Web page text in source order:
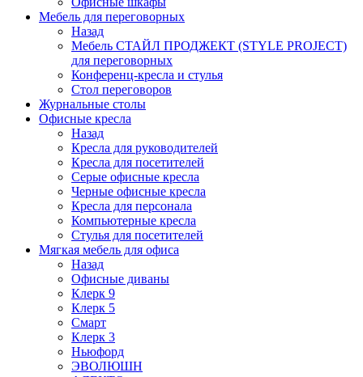
Мебель для переговорных
Назад
Мебель СТАЙЛ ПРОДЖЕКТ (STYLE PROJECT)
для переговорных
Конференц-кресла и стулья
Стол переговоров
Журнальные столы
Офисные кресла
Назад
Кресла для руководителей
Кресла для посетителей
Серые офисные кресла
Черные офисные кресла
Кресла для персонала
Компьютерные кресла
Стулья для посетителей
Мягкая мебель для офиса
Назад
Офисные диваны
Клерк 9
Клерк 5
Смарт
Клерк 3
Ньюфорд
ЭВОЛЮШН